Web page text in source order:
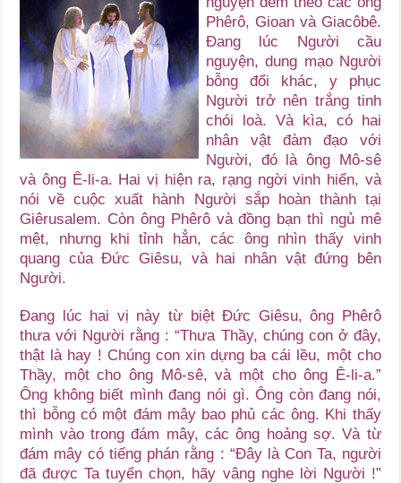
Phêrô, Gioan và Giacôbê.
Đang lúc Người cầu
nguyện, dung mạo Người
bỗng đổi khác, y phục
Người trở nên trắng tinh
chói loà. Và kìa, có hai
nhân vật đàm đạo với
Người, đó là ông Mô-sê
và ông Ê-li-a. Hai vị hiện ra, rạng ngời vinh hiển, và
nói về cuộc xuất hành Người sắp hoàn thành tại
Giêrusalem. Còn ông Phêrô và đồng bạn thì ngủ mê
mệt, nhưng khi tỉnh hẳn, các ông nhìn thấy vinh
quang của Đức Giêsu, và hai nhân vật đứng bên
Người.
Đang lúc hai vị này từ biệt Đức Giêsu, ông Phêrô
thưa với Người rằng : “Thưa Thầy, chúng con ở đây,
thật là hay ! Chúng con xin dựng ba cái lều, một cho
Thầy, một cho ông Mô-sê, và một cho ông Ê-li-a.”
Ông không biết mình đang nói gì. Ông còn đang nói,
thì bỗng có một đám mây bao phủ các ông. Khi thấy
mình vào trong đám mây, các ông hoảng sợ. Và từ
đám mây có tiếng phán rằng : “Đây là Con Ta, người
đã được Ta tuyển chọn, hãy vâng nghe lời Người !”